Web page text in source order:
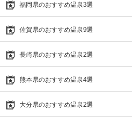
福岡県のおすすめ温泉3選
佐賀県のおすすめ温泉9選
長崎県のおすすめ温泉2選
熊本県のおすすめ温泉4選
大分県のおすすめ温泉2選